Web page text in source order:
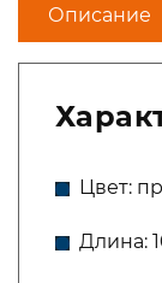
Описание
Цвет:
Длина: